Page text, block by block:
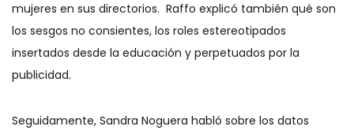
mujeres en sus directorios. Raffo explicó también qué son
los sesgos no consientes, los roles estereotipados
insertados desde la educación y perpetuados por la
publicidad.
Seguidamente, Sandra Noguera habló sobre los datos